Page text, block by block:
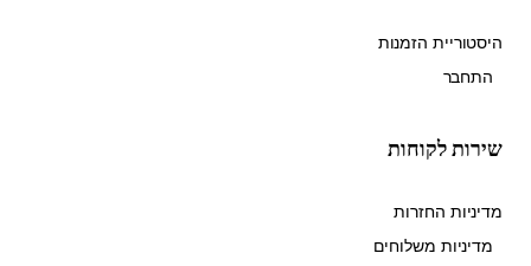
היסטוריית הזמנות
התחבר
שירות לקוחות
מדיניות החזרות
מדיניות משלוחים